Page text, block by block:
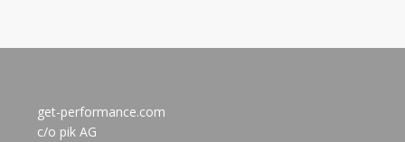
get-performance.com
c/o pik AG